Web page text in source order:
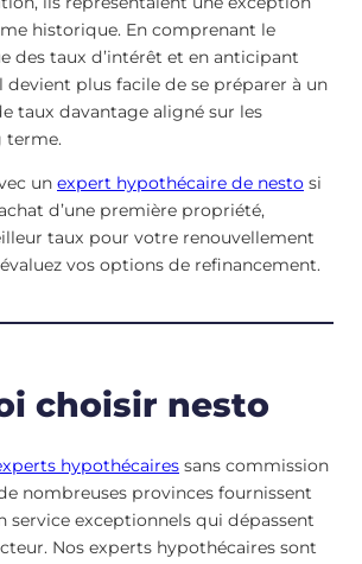
historique. En comprenant le
des taux d’intérêt et en anticipant
devient plus facile de se préparer à un
taux davantage aligné sur les
terme.
un expert hypothécaire de nesto si
d’une première propriété,
taux pour votre renouvellement
vos options de refinancement.
choisir nesto
hypothécaires sans commission
nombreuses provinces fournissent
service exceptionnels qui dépassent
Nos experts hypothécaires sont